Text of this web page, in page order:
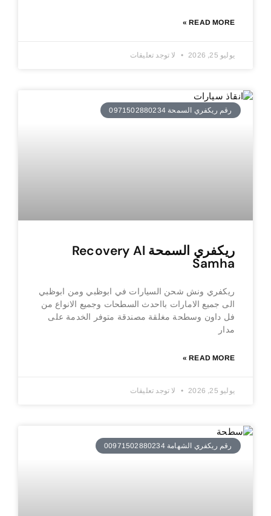
READ MORE »
يوليو 25, 2026 لا توجد تعليقات
رقم ريكفري السمحة 0971502880234
ريكفري السمحة Recovery Al
Samha
ريكفري ونش شحن السيارات في ابوظبي ومن ابوظبي
الى جميع الامارات بااحدث السطحات وجميع الانواع من
فل داون وسطحة مغلقة مصندقة متوفر الخدمة على
مدار
READ MORE »
يوليو 25, 2026 لا توجد تعليقات
رقم ريكفري الشهامة 00971502880234